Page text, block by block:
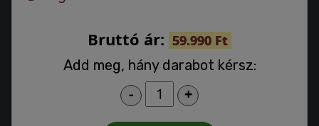
Bruttó ár: 59.990 Ft
Add meg, hány darabot kérsz:
- +